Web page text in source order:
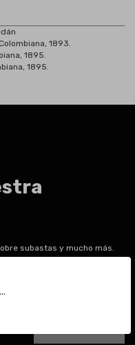
1893.
1895.
1895.
subastas y mucho más.